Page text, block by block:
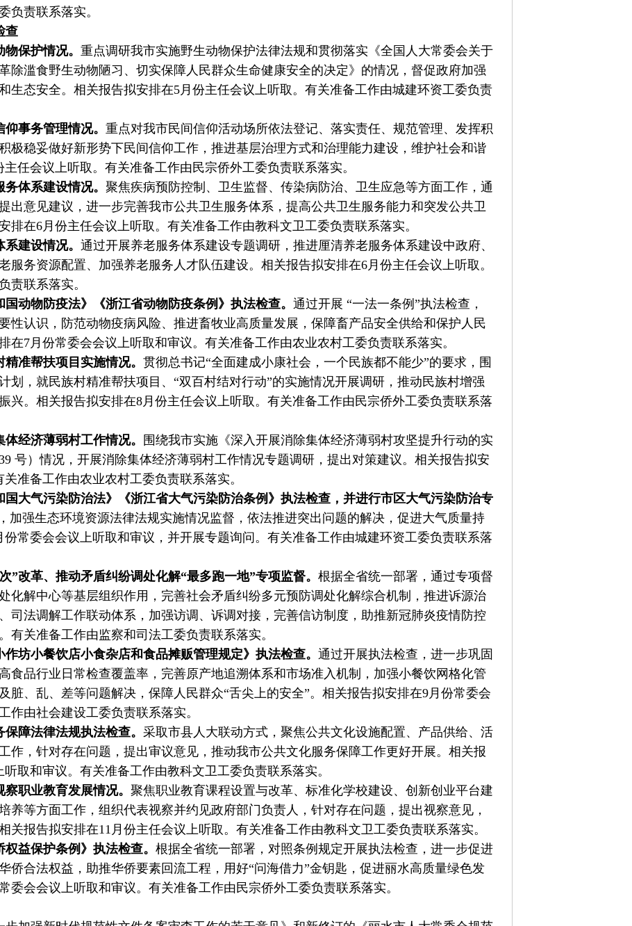
负责联系落实。
查
保护情况。 重点调研我市实施野生动物保护法律法规和贯彻落实《全国人大常委会关于
除滥食野生动物陋习、切实保障人民群众生命健康安全的决定》的情况，督促政府加强
生态安全。相关报告拟安排在5月份主任会议上听取。有关准备工作由城建环资工委负责
事务管理情况。 重点对我市民间信仰活动场所依法登记、落实责任、规范管理、发挥积
极稳妥做好新形势下民间信仰工作，推进基层治理方式和治理能力建设，维护社会和谐
任会议上听取。有关准备工作由民宗侨外工委负责联系落实。
体系建设情况。 聚焦疾病预防控制、卫生监督、传染病防治、卫生应急等方面工作，通
出意见建议，进一步完善我市公共卫生服务体系，提高公共卫生服务能力和突发公共卫
排在6月份主任会议上听取。有关准备工作由教科文卫工委负责联系落实。
建设情况。 通过开展养老服务体系建设专题调研，推进厘清养老服务体系建设中政府、
服务资源配置、加强养老服务人才队伍建设。相关报告拟安排在6月份主任会议上听取。
责联系落实。
国动物防疫法》《浙江省动物防疫条例》执法检查。 通过开展 “一法一条例”执法检查，
性认识，防范动物疫病风险、推进畜牧业高质量发展，保障畜产品安全供给和保护人民
在7月份常委会会议上听取和审议。有关准备工作由农业农村工委负责联系落实。
准帮扶项目实施情况。 贯彻总书记“全面建成小康社会，一个民族都不能少”的要求，围
划，就民族村精准帮扶项目、“双百村结对行动”的实施情况开展调研，推动民族村增强
兴。相关报告拟安排在8月份主任会议上听取。有关准备工作由民宗侨外工委负责联系落
经济薄弱村工作情况。
围绕我市实施《深入开展消除集体经济薄弱村攻坚提升行动的实
号）情况，开展消除集体经济薄弱村工作情况专题调研，提出对策建议。相关报告拟安
准备工作由农业农村工委负责联系落实。
国大气污染防治法》《浙江省大气污染防治条例》执法检查，并进行市区大气污染防治专
加强生态环境资源法律法规实施情况监督，依法推进突出问题的解决，促进大气质量持
常委会会议上听取和审议，并开展专题询问。有关准备工作由城建环资工委负责联系落
”改革、推动矛盾纠纷调处化解“最多跑一地”专项监督。 根据全省统一部署，通过专项督
化解中心等基层组织作用，完善社会矛盾纠纷多元预防调处化解综合机制，推进诉源治
司法调解工作联动体系，加强访调、诉调对接，完善信访制度，助推新冠肺炎疫情防控
有关准备工作由监察和司法工委负责联系落实。
作坊小餐饮店小食杂店和食品摊贩管理规定》执法检查。 通过开展执法检查，进一步巩固
食品行业日常检查覆盖率，完善原产地追溯体系和市场准入机制，加强小餐饮网格化管
脏、乱、差等问题解决，保障人民群众“舌尖上的安全”。相关报告拟安排在9月份常委会
作由社会建设工委负责联系落实。
障法律法规执法检查。 采取市县人大联动方式，聚焦公共文化设施配置、产品供给、活
作，针对存在问题，提出审议意见，推动我市公共文化服务保障工作更好开展。相关报
取和审议。有关准备工作由教科文卫工委负责联系落实。
职业教育发展情况。 聚焦职业教育课程设置与改革、标准化学校建设、创新创业平台建
养等方面工作，组织代表视察并约见政府部门负责人，针对存在问题，提出视察意见，
关报告拟安排在11月份主任会议上听取。有关准备工作由教科文卫工委负责联系落实。
益保护条例》执法检查。 根据全省统一部署，对照条例规定开展执法检查，进一步促进
侨合法权益，助推华侨要素回流工程，用好“问海借力”金钥匙，促进丽水高质量绿色发
委会会议上听取和审议。有关准备工作由民宗侨外工委负责联系落实。